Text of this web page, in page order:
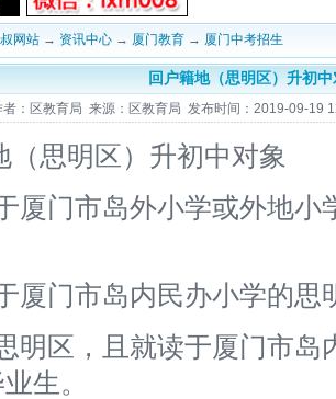
网站 → 资讯中心 → 厦门教育 → 厦门中考招生
回户籍地（思明区）升初中
者：区教育局 来源：区教育局 发布时间：2019-09-19
思明区）升初中对象
厦门市岛外小学或外地小
厦门市岛内民办小学的思
明区，且就读于厦门市岛
生。